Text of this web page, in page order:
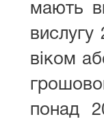
мають
вислугу
віком
понад